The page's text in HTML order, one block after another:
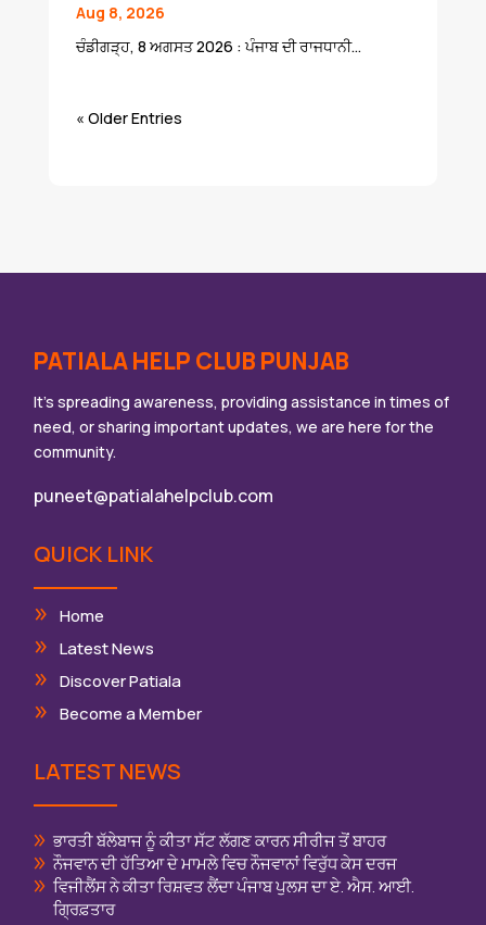
Aug 8, 2026
ਚੰਡੀਗੜ੍ਹ, 8 ਅਗਸਤ 2026 : ਪੰਜਾਬ ਦੀ ਰਾਜਧਾਨੀ...
« Older Entries
PATIALA HELP CLUB PUNJAB
It’s spreading awareness, providing assistance in times of
need, or sharing important updates, we are here for the
community.
puneet@patialahelpclub.com
QUICK LINK
Home
Latest News
Discover Patiala
Become a Member
LATEST NEWS
ਭਾਰਤੀ ਬੱਲੇਬਾਜ ਨੂੰ ਕੀਤਾ ਸੱਟ ਲੱਗਣ ਕਾਰਨ ਸੀਰੀਜ ਤੋਂ ਬਾਹਰ
ਨੌਜਵਾਨ ਦੀ ਹੱਤਿਆ ਦੇ ਮਾਮਲੇ ਵਿਚ ਨੌਜਵਾਨਾਂ ਵਿਰੁੱਧ ਕੇਸ ਦਰਜ
ਵਿਜੀਲੈਂਸ ਨੇ ਕੀਤਾ ਰਿਸ਼ਵਤ ਲੈਂਦਾ ਪੰਜਾਬ ਪੁਲਸ ਦਾ ਏ. ਐਸ. ਆਈ.
ਗ੍ਰਿਫ਼ਤਾਰ